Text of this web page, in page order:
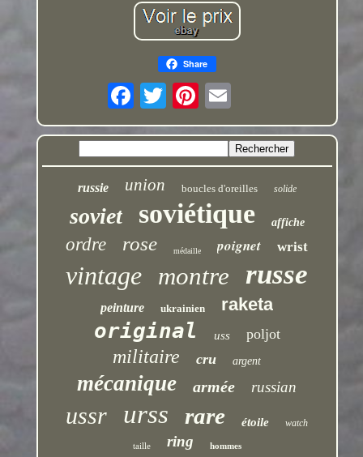
Share
russie union boucles d'oreilles solide
soviet soviétique affiche
ordre rose médaille poignet wrist
vintage montre russe
peinture ukrainien raketa
original uss poljot
militaire cru argent
mécanique armée russian
ussr urss rare étoile watch
taille ring hommes